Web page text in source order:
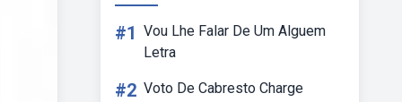
#1 Vou Lhe Falar De Um Alguem
Letra
#2 Voto De Cabresto Charge